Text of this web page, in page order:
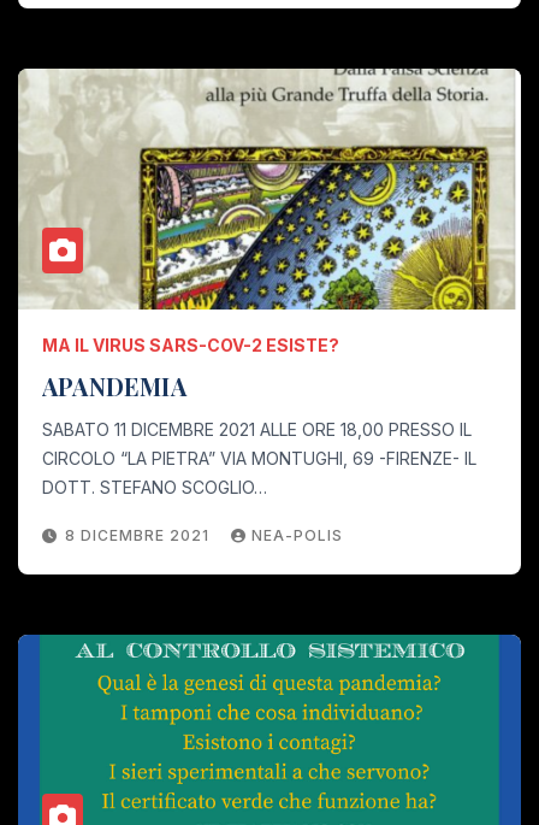
MA IL VIRUS SARS-COV-2 ESISTE?
APANDEMIA
SABATO 11 DICEMBRE 2021 ALLE ORE 18,00 PRESSO IL
CIRCOLO “LA PIETRA” VIA MONTUGHI, 69 -FIRENZE- IL
DOTT. STEFANO SCOGLIO…
8 DICEMBRE 2021 NEA-POLIS